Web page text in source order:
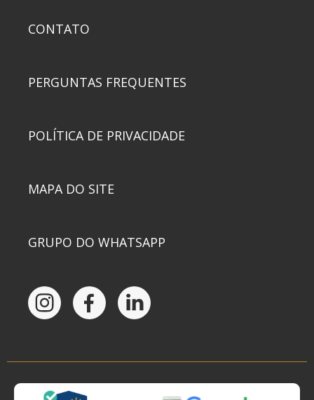
CONTATO
PERGUNTAS FREQUENTES
POLÍTICA DE PRIVACIDADE
MAPA DO SITE
GRUPO DO WHATSAPP